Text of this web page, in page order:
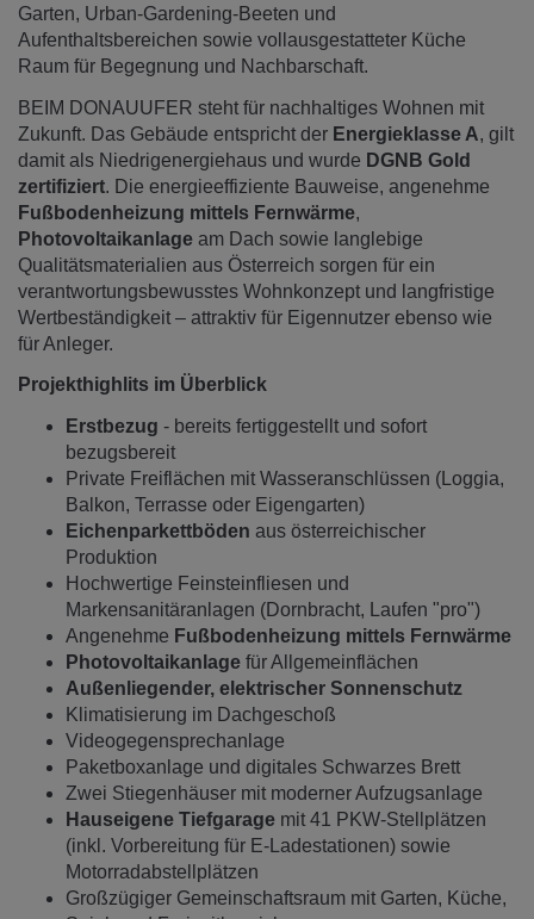
Garten, Urban-Gardening-Beeten und
Aufenthaltsbereichen sowie vollausgestatteter Küche
Raum für Begegnung und Nachbarschaft.
BEIM DONAUUFER steht für nachhaltiges Wohnen mit
Zukunft. Das Gebäude entspricht der Energieklasse A, gilt
damit als Niedrigenergiehaus und wurde DGNB Gold
zertifiziert. Die energieeffiziente Bauweise, angenehme
Fußbodenheizung mittels Fernwärme,
Photovoltaikanlage am Dach sowie langlebige
Qualitätsmaterialien aus Österreich sorgen für ein
verantwortungsbewusstes Wohnkonzept und langfristige
Wertbeständigkeit – attraktiv für Eigennutzer ebenso wie
für Anleger.
Projekthighlits im Überblick
Erstbezug - bereits fertiggestellt und sofort
bezugsbereit
Private Freiflächen mit Wasseranschlüssen (Loggia,
Balkon, Terrasse oder Eigengarten)
Eichenparkettböden aus österreichischer
Produktion
Hochwertige Feinsteinfliesen und
Markensanitäranlagen (Dornbracht, Laufen "pro")
Angenehme Fußbodenheizung mittels Fernwärme
Photovoltaikanlage für Allgemeinflächen
Außenliegender, elektrischer Sonnenschutz
Klimatisierung im Dachgeschoß
Videogegensprechanlage
Paketboxanlage und digitales Schwarzes Brett
Zwei Stiegenhäuser mit moderner Aufzugsanlage
Hauseigene Tiefgarage mit 41 PKW-Stellplätzen
(inkl. Vorbereitung für E-Ladestationen) sowie
Motorradabstellplätzen
Großzügiger Gemeinschaftsraum mit Garten, Küche,